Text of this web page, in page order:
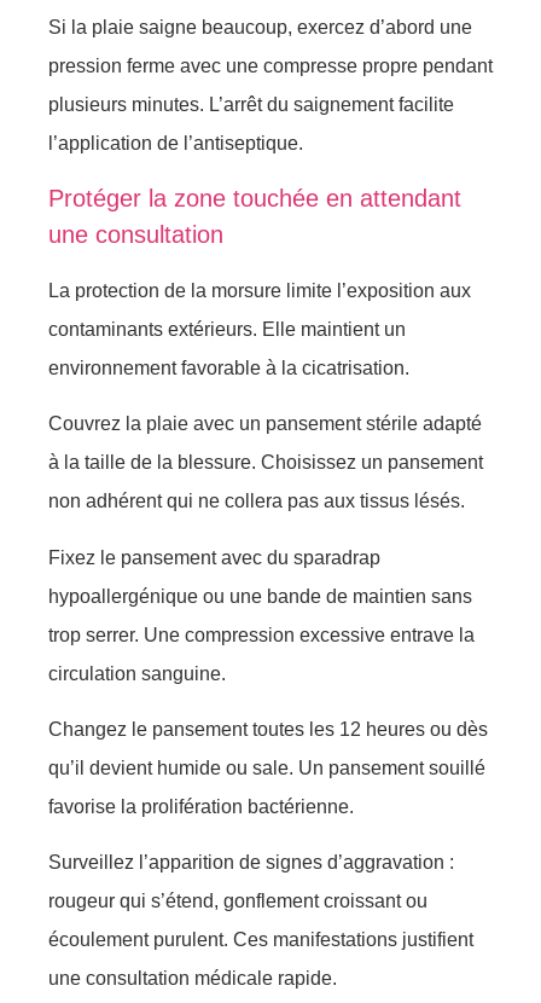
Si la plaie saigne beaucoup, exercez d’abord une
pression ferme avec une compresse propre pendant
plusieurs minutes. L’arrêt du saignement facilite
l’application de l’antiseptique.
Protéger la zone touchée en attendant
une consultation
La protection de la morsure limite l’exposition aux
contaminants extérieurs. Elle maintient un
environnement favorable à la cicatrisation.
Couvrez la plaie avec un pansement stérile adapté
à la taille de la blessure. Choisissez un pansement
non adhérent qui ne collera pas aux tissus lésés.
Fixez le pansement avec du sparadrap
hypoallergénique ou une bande de maintien sans
trop serrer. Une compression excessive entrave la
circulation sanguine.
Changez le pansement toutes les 12 heures ou dès
qu’il devient humide ou sale. Un pansement souillé
favorise la prolifération bactérienne.
Surveillez l’apparition de signes d’aggravation :
rougeur qui s’étend, gonflement croissant ou
écoulement purulent. Ces manifestations justifient
une consultation médicale rapide.